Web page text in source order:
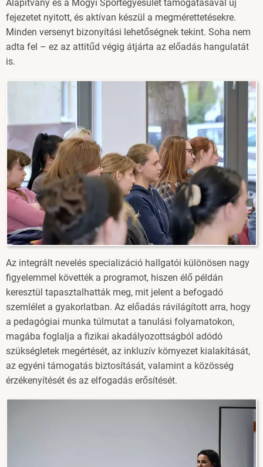
Alapítvány és a Mogyi Sportegyesület támogatásával új
fejezetet nyitott, és aktívan készül a megmérettetésekre.
Minden versenyt bizonyítási lehetőségnek tekint. Soha nem
adta fel – ez az attitűd végig átjárta az előadás hangulatát
is.
Az integrált nevelés specializáció hallgatói különösen nagy
figyelemmel követték a programot, hiszen élő példán
keresztül tapasztalhatták meg, mit jelent a befogadó
szemlélet a gyakorlatban. Az előadás rávilágított arra, hogy
a pedagógiai munka túlmutat a tanulási folyamatokon,
magába foglalja a fizikai akadályozottságból adódó
szükségletek megértését, az inkluzív környezet kialakítását,
az egyéni támogatás biztosítását, valamint a közösség
érzékenyítését és az elfogadás erősítését.